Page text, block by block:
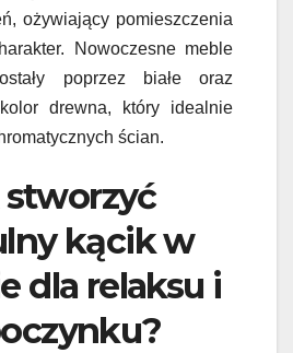
ożywiający pomieszczenia
Nowoczesne meble
poprzez białe oraz
drewna, który idealnie
ścian.
stworzyć
kącik w
dla relaksu i